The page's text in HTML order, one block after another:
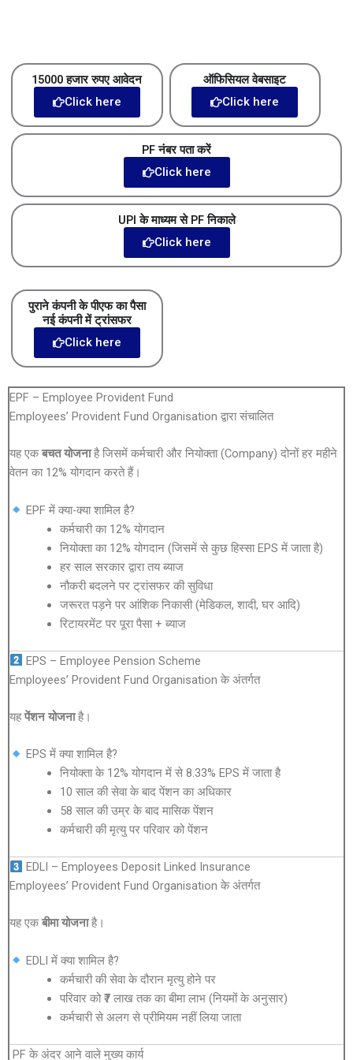
15000 हजार रुपए आवेदन
Click here
ऑफिसियल वेबसाइट
Click here
PF नंबर पता करें
Click here
UPI के माध्यम से PF निकाले
Click here
पुराने कंपनी के पीएफ का पैसा
नई कंपनी में ट्रांसफर
Click here
EPF – Employee Provident Fund
Employees’ Provident Fund Organisation द्वारा संचालित
यह एकबचत योजनाहै जिसमें कर्मचारी और नियोक्ता (Company) दोनों हर महीने
वेतन का 12% योगदान करते हैं।
EPF में क्या-क्या शामिल है?
कर्मचारी का 12% योगदान
नियोक्ता का 12% योगदान (जिसमें से कुछ हिस्सा EPS में जाता है)
हर साल सरकार द्वारा तय ब्याज
नौकरी बदलने पर ट्रांसफर की सुविधा
जरूरत पड़ने पर आंशिक निकासी (मेडिकल, शादी, घर आदि)
रिटायरमेंट पर पूरा पैसा + ब्याज
EPS – Employee Pension Scheme
Employees’ Provident Fund Organisation के अंतर्गत
यहपेंशन योजनाहै।
EPS में क्या शामिल है?
नियोक्ता के 12% योगदान में से 8.33% EPS में जाता है
10 साल की सेवा के बाद पेंशन का अधिकार
58 साल की उम्र के बाद मासिक पेंशन
कर्मचारी की मृत्यु पर परिवार को पेंशन
EDLI – Employees Deposit Linked Insurance
Employees’ Provident Fund Organisation के अंतर्गत
यह एकबीमा योजनाहै।
EDLI में क्या शामिल है?
कर्मचारी की सेवा के दौरान मृत्यु होने पर
परिवार को ₹7 लाख तक का बीमा लाभ (नियमों के अनुसार)
कर्मचारी से अलग से प्रीमियम नहीं लिया जाता
PF के अंदर आने वाले मुख्य कार्य